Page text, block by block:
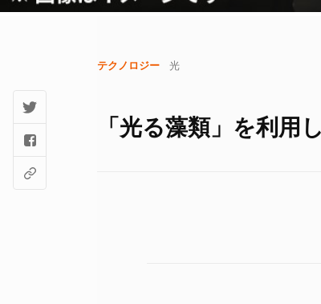
テクノロジー 光
「光る藻類」を利